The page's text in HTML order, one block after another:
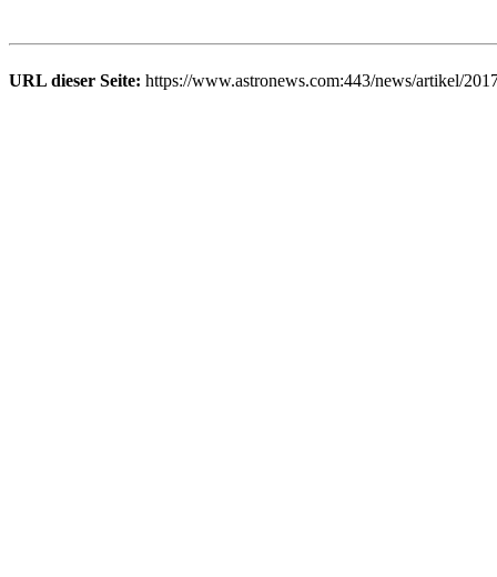
URL dieser Seite: https://www.astronews.com:443/news/artikel/